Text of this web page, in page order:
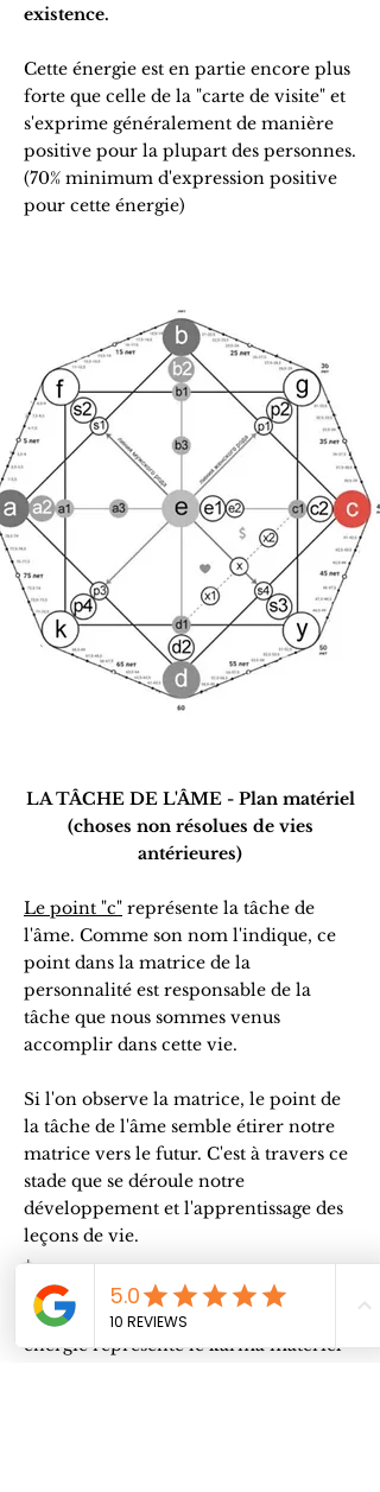
existence.
Cette énergie est en partie encore plus
forte que celle de la "carte de visite" et
s'exprime généralement de manière
positive pour la plupart des personnes.
(70% minimum d'expression positive
pour cette énergie)
LA TÂCHE DE L'ÂME - Plan matériel
(choses non résolues de vies
antérieures)
Le point "c" représente la tâche de
l'âme. Comme son nom l'indique, ce
point dans la matrice de la
personnalité est responsable de la
tâche que nous sommes venus
accomplir dans cette vie.
Si l'on observe la matrice, le point de
la tâche de l'âme semble étirer notre
matrice vers le futur. C'est à travers ce
stade que se déroule notre
développement et l'apprentissage des
leçons de vie.
+
Elle est la pierre d'achoppement
financière. On considère que cette
énergie représente le karma matériel